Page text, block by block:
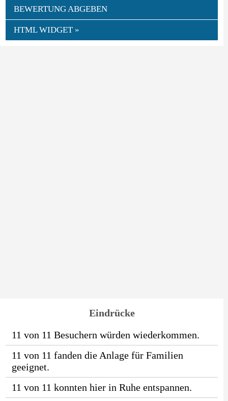
BEWERTUNG ABGEBEN
HTML WIDGET »
Eindrücke
11 von 11 Besuchern würden wiederkommen.
11 von 11 fanden die Anlage für Familien
geeignet.
11 von 11 konnten hier in Ruhe entspannen.